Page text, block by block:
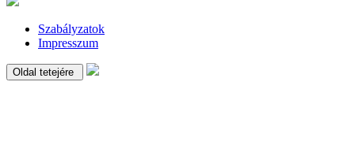
Szabályzatok
Impresszum
Oldal tetejére